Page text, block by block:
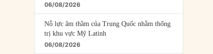
06/08/2026
Nỗ lực âm thầm của Trung Quốc nhằm thống
trị khu vực Mỹ Latinh
06/08/2026